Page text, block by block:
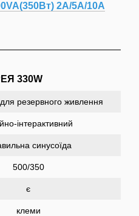
2A/5A/10A
330W
резервного живлення
інтерактивний
синусоїда
500/350
є
клеми